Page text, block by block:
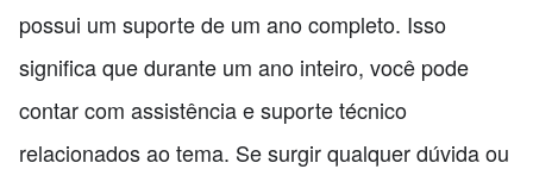
possui um suporte de um ano completo. Isso
significa que durante um ano inteiro, você pode
contar com assistência e suporte técnico
relacionados ao tema. Se surgir qualquer dúvida ou